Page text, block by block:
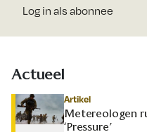
Log in als abonnee
Actueel
Artikel
Metereologen
‘Pressure’